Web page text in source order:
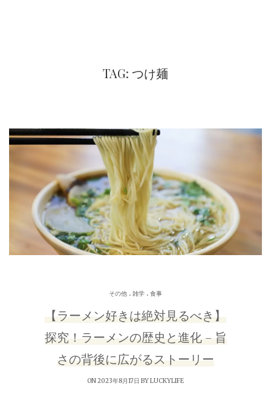
TAG: つけ麺
その他 . 雑学 . 食事
【ラーメン好きは絶対見るべき】
探究！ラーメンの歴史と進化 – 旨
さの背後に広がるストーリー
ON 2023年8月17日 BYLUCKYLIFE